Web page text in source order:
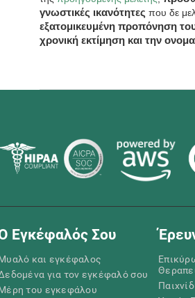
γνωστικές ικανότητες που δε
εξατομικευμένη προπόνηση
χρονική εκτίμηση και την
Εγκέφαλός Σου
και εγκέφαλος
για τον εγκέφαλό σου
του εγκεφάλου